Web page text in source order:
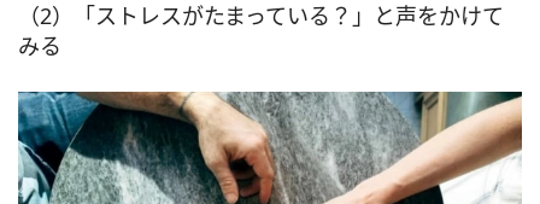
（2）「ストレスがたまっている？」と声をかけて
みる